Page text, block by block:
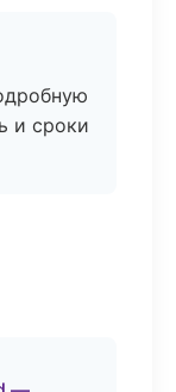
и сроки